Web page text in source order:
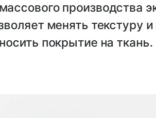
производства
менять текстуру
покрытие на ткань.